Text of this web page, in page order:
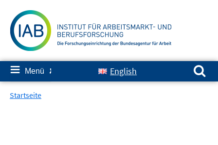
zum
Inhalt
≡ Menü ✘ English
Suchen nach:
Startseite